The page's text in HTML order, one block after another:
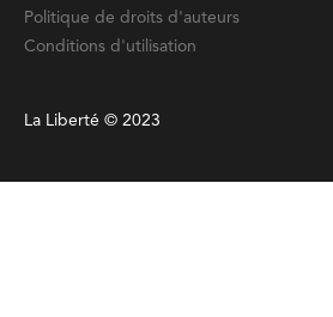
Politique de droits d'auteurs
Conditions d'utilisation
La Liberté © 2023